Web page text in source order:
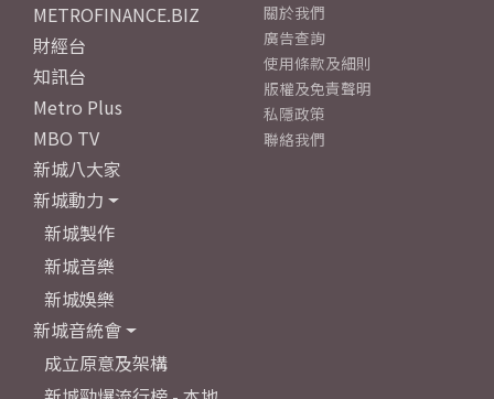
METROFINANCE.BIZ
財經台
知訊台
Metro Plus
MBO TV
新城八大家
新城動力
新城製作
新城音樂
新城娛樂
新城音統會
成立原意及架構
關於我們
廣告查詢
使用條款及細則
版權及免責聲明
私隱政策
聯絡我們